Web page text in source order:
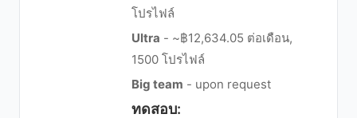
โปรไฟล์
Ultra - ~฿12,634.05 ต่อเดือน,
1500 โปรไฟล์
Big team - upon request
ทดสอบ: